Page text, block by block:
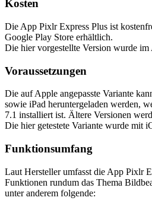
Kosten
Die App Pixlr Express Plus ist
Google Play Store erhältlich.
Die hier vorgestellte Version wurde im
Voraussetzungen
Die auf Apple angepasste Variante
sowie iPad heruntergeladen werden,
7.1 installiert ist. Ältere Versionen
Die hier getestete Variante wurde mit
Funktionsumfang
Laut Hersteller umfasst die App Pixlr
Funktionen rundum das Thema
unter anderem folgende: